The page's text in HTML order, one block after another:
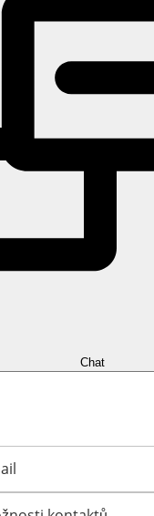
Chat
klienta